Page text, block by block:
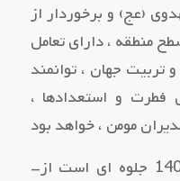
(عج) و برخوردار از
منطقه ، داراي تعامل
تربیت جهان ، توانمند
فطرت و استعدادها ،
-مدرسه در افق چشم انداز 1404 جلوه اي است از